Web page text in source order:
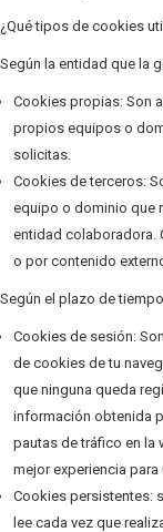
¿Qué tipos de cookies
Según la entidad que la
Cookies propias: Son
propios equipos o
solicitas.
Cookies de terceros:
equipo o dominio que
entidad colaboradora.
o por contenido
Según el plazo de
Cookies de sesión:
de cookies de tu
que ninguna queda
información obtenida
pautas de tráfico en la
mejor experiencia
Cookies persistentes:
lee cada vez que